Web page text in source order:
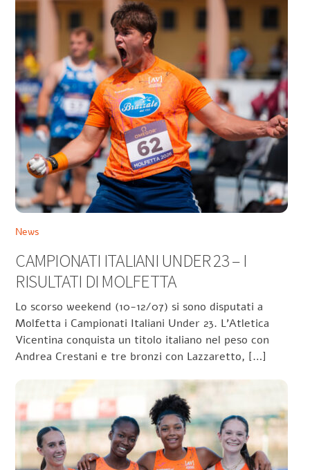
News
CAMPIONATI ITALIANI UNDER 23 – I
RISULTATI DI MOLFETTA
Lo scorso weekend (10-12/07) si sono disputati a
Molfetta i Campionati Italiani Under 23. L’Atletica
Vicentina conquista un titolo italiano nel peso con
Andrea Crestani e tre bronzi con Lazzaretto, […]